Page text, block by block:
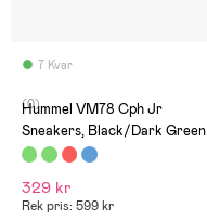
7 Kvar
(0)
Hummel VM78 Cph Jr
Sneakers, Black/Dark Green
329 kr
Rek pris: 599 kr